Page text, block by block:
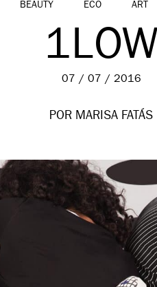
BEAUTY ECO ART
1LOW
07 / 07 / 2016
POR MARISA FATÁS